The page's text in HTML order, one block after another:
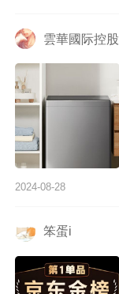
雲華國际控股
2024-08-28
笨蛋i